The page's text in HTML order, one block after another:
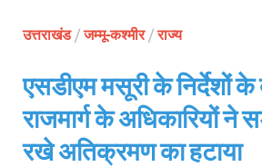
उत्तराखंड/जम्मू-कश्मीर/राज्य
एसडीएम मसूरी के निर्देशों के
राजमार्ग के अधिकारियों ने
रखे अतिक्रमण का हटाया